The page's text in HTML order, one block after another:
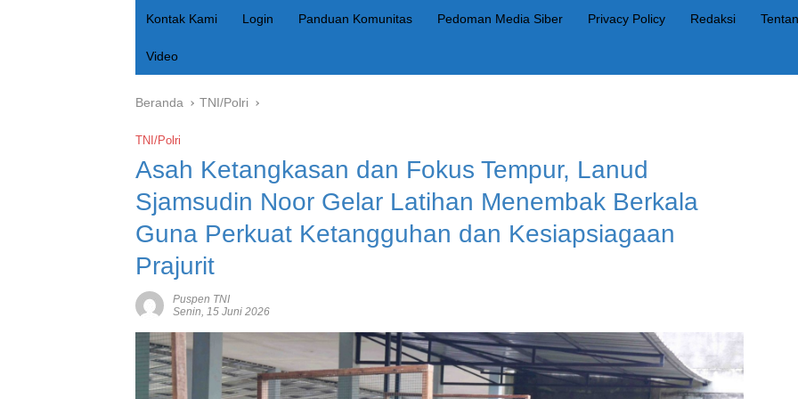
Kontak Kami Login Panduan Komunitas Pedoman Media Siber Privacy Policy Redaksi
Video
Beranda TNI/Polri
TNI/Polri
Asah Ketangkasan dan Fokus Tempur, Lanud
Sjamsudin Noor Gelar Latihan Menembak Berkala
Guna Perkuat Ketangguhan dan Kesiapsiagaan
Prajurit
Puspen TNI
Senin, 15 Juni 2026